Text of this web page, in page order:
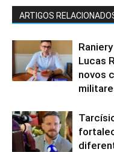
ARTIGOS
Lucas
novos